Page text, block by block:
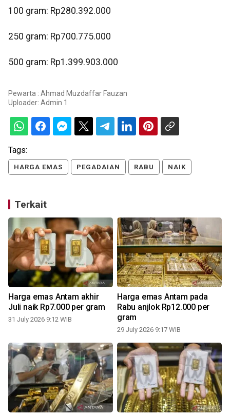
‎100 gram: Rp280.392.000
250 gram: Rp700.775.000
‎500 gram: Rp1.399.903.000
Pewarta : Ahmad Muzdaffar Fauzan
Uploader: Admin 1
Tags:
HARGA EMAS PEGADAIAN RABU NAIK
Terkait
Harga emas Antam akhir
Juli naik Rp7.000 per gram
31 July 2026 9:12 WIB
Harga emas Antam pada
Rabu anjlok Rp12.000 per
gram
29 July 2026 9:17 WIB